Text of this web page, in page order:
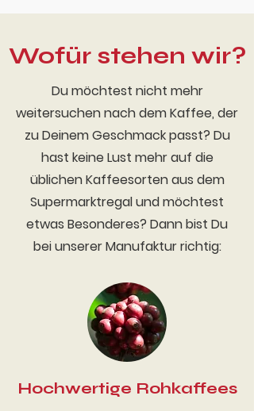
Wofür stehen wir?
Du möchtest nicht mehr
weitersuchen nach dem Kaffee, der
zu Deinem Geschmack passt? Du
hast keine Lust mehr auf die
üblichen Kaffeesorten aus dem
Supermarktregal und möchtest
etwas Besonderes? Dann bist Du
bei unserer Manufaktur richtig:
Hochwertige Rohkaffees